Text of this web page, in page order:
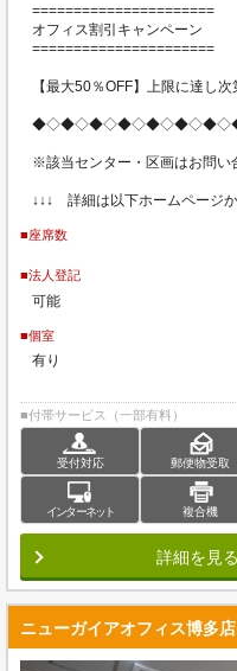
======================
オフィス割引キャンペーン
======================
【最大50％OFF】上限に達し次
※該当センター・区画はお問い
↓↓↓ 詳細は以下ホームページ
■座席数
■法人登記
可能
■個室
有り
■付帯サービス（一部有料）
受付対応 郵便物受取
インターネット 複合機
詳細を見る
ニューガイアオフィス博多店